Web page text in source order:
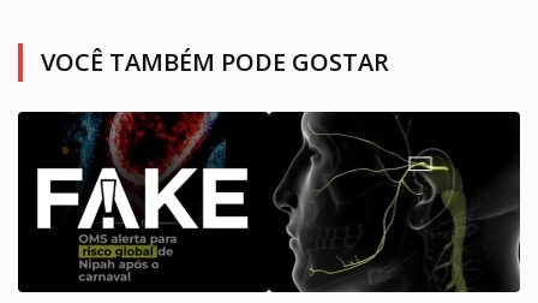
VOCÊ TAMBÉM PODE GOSTAR